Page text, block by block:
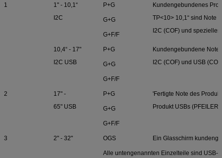
1
1" - 10,1“
I2C
P+G
Kundengebundenes
TP<10> 10,1“ sind Note
I2C (COF) und
G+G
G+F/F
10,4“ - 17"
I2C USB
P+G
Kundengebundene Note
I2C (COF) und USB
G+G
G+F/F
2
17" -
65" USB
P+G
'Fertigte Note des
Produkt USBs (PFEILER)
G+G
G+F/F
3 2" - 32" OGS Ein Glasschirm
Alle untengenannten Einzelteile sind USB-